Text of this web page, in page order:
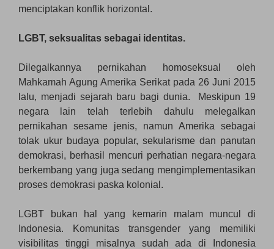
menciptakan konflik horizontal.
LGBT, seksualitas sebagai identitas.
Dilegalkannya pernikahan homoseksual oleh
Mahkamah Agung Amerika Serikat pada 26 Juni 2015
lalu, menjadi sejarah baru bagi dunia. Meskipun 19
negara lain telah terlebih dahulu melegalkan
pernikahan sesame jenis, namun Amerika sebagai
tolak ukur budaya popular, sekularisme dan panutan
demokrasi, berhasil mencuri perhatian negara-negara
berkembang yang juga sedang mengimplementasikan
proses demokrasi paska kolonial.
LGBT bukan hal yang kemarin malam muncul di
Indonesia. Komunitas transgender yang memiliki
visibilitas tinggi misalnya sudah ada di Indonesia